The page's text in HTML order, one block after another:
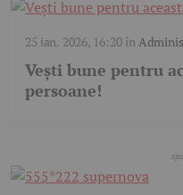
25 ian. 2026, 16:20în
Vești bune pentru
persoane!